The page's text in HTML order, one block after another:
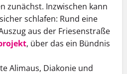
zunächst. Inzwischen kann
schlafen: Rund eine
aus der Friesenstraße
, über das ein Bündnis
Alimaus, Diakonie und